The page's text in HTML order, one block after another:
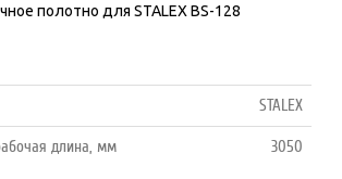
полотно для STALEX BS-128
STALEX
длина, мм 3050